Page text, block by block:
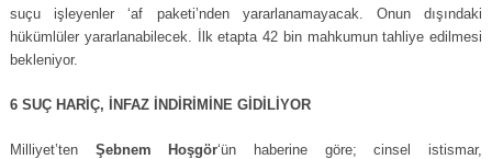
suçu işleyenler ‘af paketi’nden yararlanamayacak. Onun dışındaki
hükümlüler yararlanabilecek. İlk etapta 42 bin mahkumun tahliye edilmesi
bekleniyor.
6 SUÇ HARİÇ, İNFAZ İNDİRİMİNE GİDİLİYOR
Milliyet’ten Şebnem Hoşgör‘ün haberine göre; cinsel istismar,